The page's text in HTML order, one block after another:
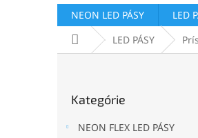
NEON LED PÁSY LED
DomovLED PÁSY
kategórie
Kategórie
NEON FLEX LED PÁSY